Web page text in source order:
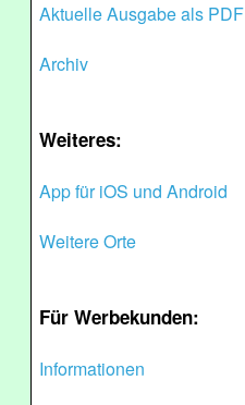
Aktuelle Ausgabe als PDF
Archiv
Weiteres:
App für iOS und Android
Weitere Orte
Für Werbekunden:
Informationen